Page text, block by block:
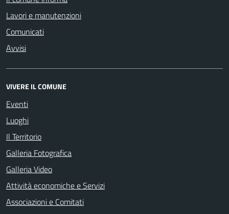
Lavori e manutenzioni
Comunicati
Avvisi
VIVERE IL COMUNE
Eventi
Luoghi
Il Territorio
Galleria Fotografica
Galleria Video
Attività economiche e Servizi
Associazioni e Comitati